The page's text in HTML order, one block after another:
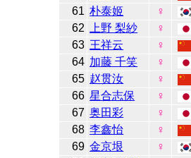
61 朴泰姬 ♀
62
上野 梨紗 ♀
63 王祥云 ♀
64 加藤 千笑 ♀
65 赵贯汝 ♀
66 星合志保 ♀
67 奥田彩 ♀
68 李鑫怡 ♀
69 金京垠 ♀